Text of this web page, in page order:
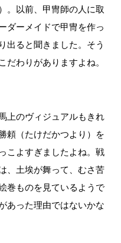
。以前、甲冑師の人に取
ダーメイドで甲冑を作っ
出ると聞きました。そう
だわりがありますよね。
上のヴィジュアルもきれ
頼（たけだかつより）を
こよすぎましたよね。戦
、土埃が舞って、むさ苦
巻ものを見ているようで
あった理由ではないかな